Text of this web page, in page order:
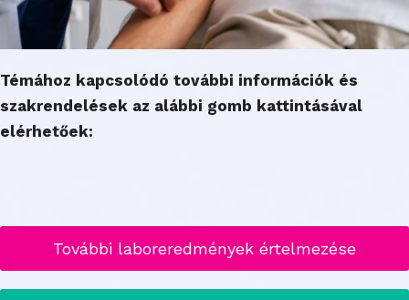
Témához kapcsolódó további információk és
szakrendelések az alábbi gomb kattintásával
elérhetőek:
További laboreredmények értelmezése